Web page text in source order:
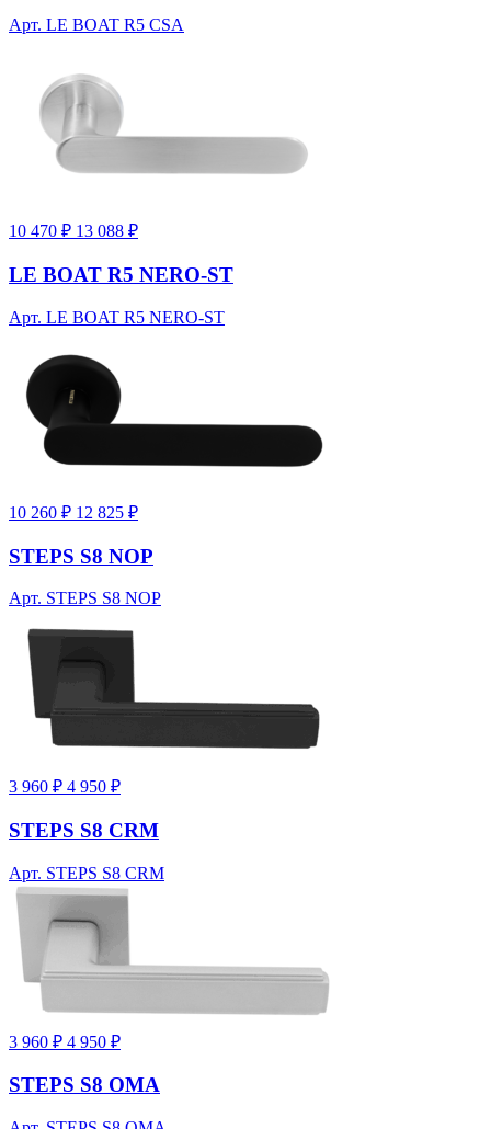
Арт. LE BOAT R5 CSA
10 470 ₽ 13 088 ₽
LE BOAT R5 NERO-ST
Арт. LE BOAT R5 NERO-ST
10 260 ₽ 12 825 ₽
STEPS S8 NOP
Арт. STEPS S8 NOP
3 960 ₽ 4 950 ₽
STEPS S8 CRM
Арт. STEPS S8 CRM
3 960 ₽ 4 950 ₽
STEPS S8 OMA